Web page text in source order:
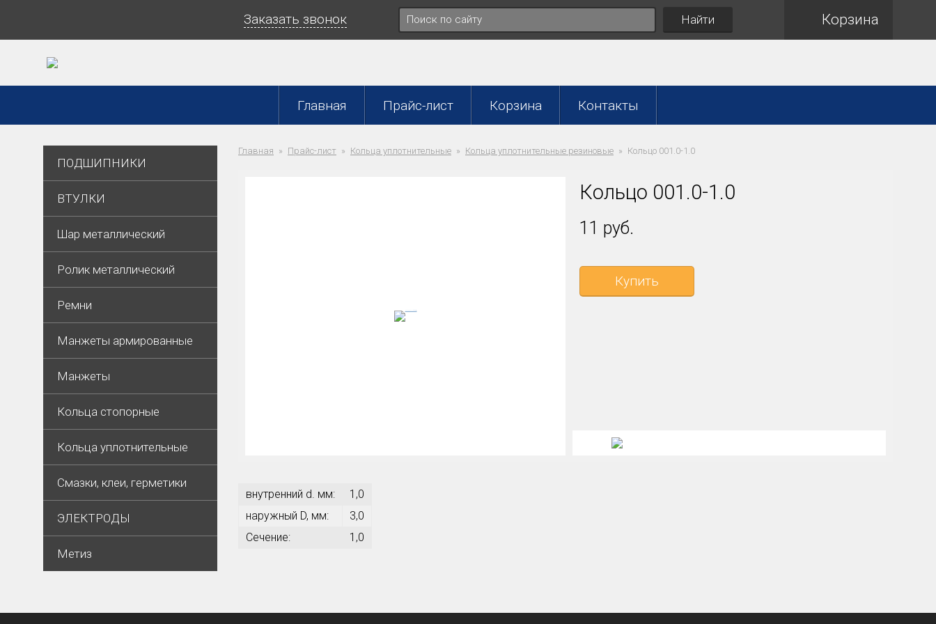
Заказать звонок Найти Корзина
Главная Прайс-лист Корзина Контакты
ПОДШИПНИКИ
ВТУЛКИ
Шар металлический
Ролик металлический
Ремни
Манжеты армированные
Манжеты
Кольца стопорные
Кольца уплотнительные
Смазки, клеи, герметики
ЭЛЕКТРОДЫ
Метиз
Главная Прайс-лист Кольца уплотнительные Кольца уплотнительные резиновые Кольцо 001.0-1.0
Кольцо 001.0-1.0
11 руб.
Купить
внутренний d. мм:
1,0
наружный D, мм:
3,0
Сечение:
1,0